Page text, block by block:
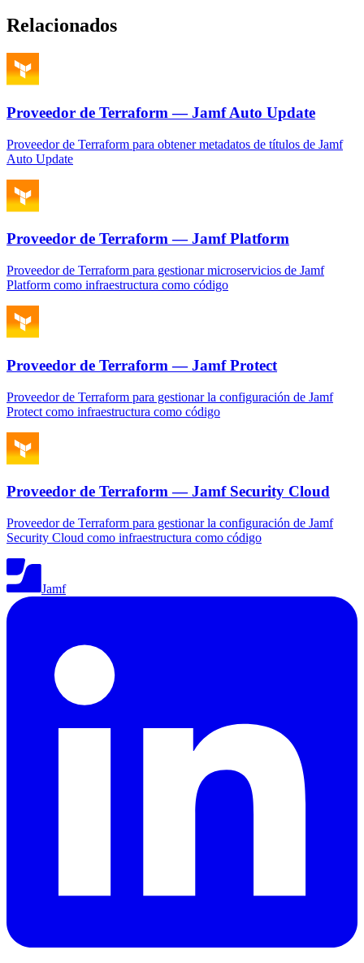
Relacionados
Proveedor de Terraform — Jamf Auto Update
Proveedor de Terraform para obtener metadatos de títulos de Jamf
Auto Update
Proveedor de Terraform — Jamf Platform
Proveedor de Terraform para gestionar microservicios de Jamf
Platform como infraestructura como código
Proveedor de Terraform — Jamf Protect
Proveedor de Terraform para gestionar la configuración de Jamf
Protect como infraestructura como código
Proveedor de Terraform — Jamf Security Cloud
Proveedor de Terraform para gestionar la configuración de Jamf
Security Cloud como infraestructura como código
Jamf